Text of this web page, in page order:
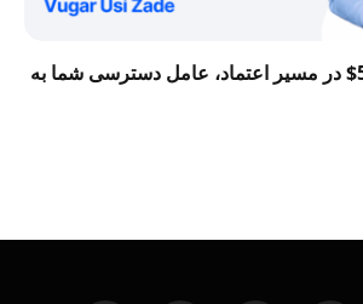
سپرده گذاری 500M$ در مسیر اعتماد، عامل دسترسی شما به